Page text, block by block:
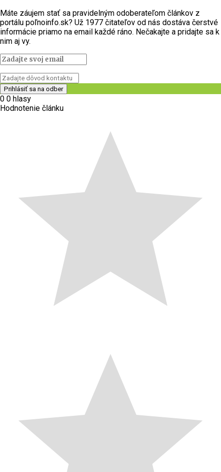
Máte záujem stať sa pravidelným odoberateľom článkov z
portálu poľnoinfo.sk? Už 1977 čitateľov od nás dostáva čerstvé
informácie priamo na email každé ráno. Nečakajte a pridajte sa k
nim aj vy.
0 0 hlasy
Hodnotenie článku